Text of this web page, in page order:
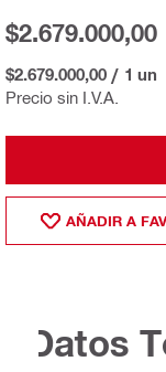
Precio sin I.V.A.
$2.679.000,00
$2.679.000,00 / 1 un
AÑADIR A
Datos